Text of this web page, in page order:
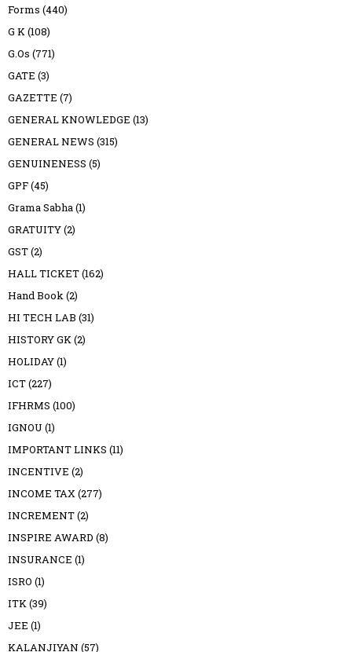
Forms (440)
G K(108)
G.Os (771)
GATE (3)
GAZETTE (7)
GENERAL KNOWLEDGE (13)
GENERAL NEWS (315)
GENUINENESS (5)
GPF(45)
Grama Sabha(1)
GRATUITY(2)
GST(2)
HALL TICKET(162)
Hand Book(2)
HI TECH LAB (31)
HISTORY GK(2)
HOLIDAY(1)
ICT(227)
IFHRMS (100)
IGNOU (1)
IMPORTANT LINKS (11)
INCENTIVE (2)
INCOME TAX(277)
INCREMENT(2)
INSPIRE AWARD (8)
INSURANCE (1)
ISRO (1)
ITK(39)
JEE (1)
KALANJIYAN (57)